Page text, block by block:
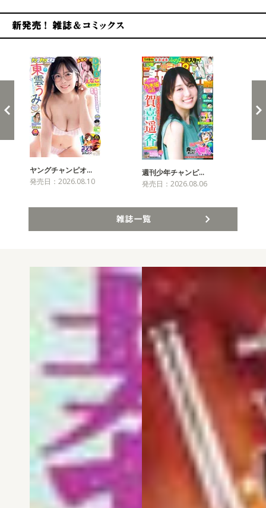
ヤングチャンピオ…
発売日：2026.08.10
週刊少年チャンピ…
発売日：2026.08.06